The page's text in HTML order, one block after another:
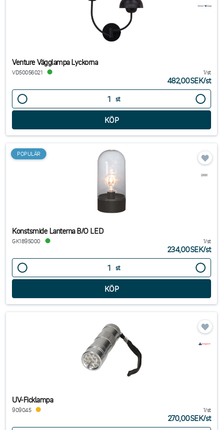
Venture Vägglampa Lyckorna
VD50056021 1/st
482,00SEK/st
st
POPULÄR
Konstsmide Lanterna B/O LED
GK1895000 1/st
234,00SEK/st
st
UV-Ficklampa
909045 1/st
270,00SEK/st